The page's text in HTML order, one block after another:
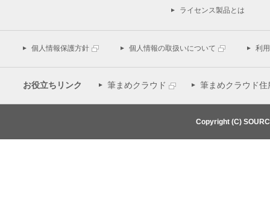
ライセンス製品とは
個人情報保護方針 個人情報の取扱いについて 利
お役立ちリンク 筆まめクラウド 筆まめクラウド住
Copyright (C)